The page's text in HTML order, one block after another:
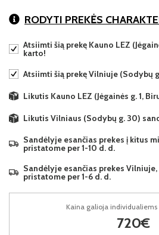
RODYTI PREKĖS
Atsiimti šią prekę Kauno LEZ
karto!
Atsiimti šią prekę Vilniuje (Sodybų
Likutis Kauno LEZ (Jėgainės g. 1,
Likutis Vilniaus (Sodybų g. 30)
Sandėlyje esančias prekes į kitus
pristatome per 1-10 d. d.
Sandėlyje esančias prekes
pristatome per 1-6 d. d.
Kaina galioja individualiems
720€